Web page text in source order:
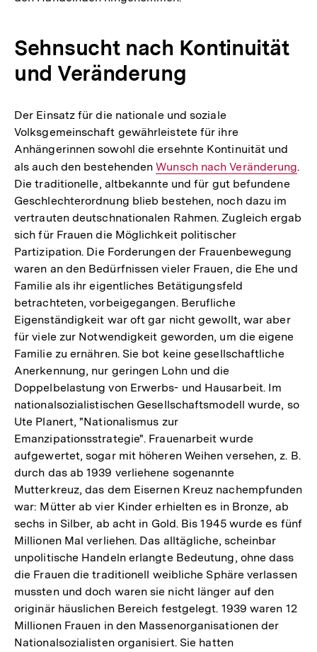
Sehnsucht nach Kontinuität
und Veränderung
Der Einsatz für die nationale und soziale
Volksgemeinschaft gewährleistete für ihre
Anhängerinnen sowohl die ersehnte Kontinuität und
als auch den bestehendenInterner
Link:
Wunsch nach Veränderung.
Die traditionelle, altbekannte und für gut befundene
Geschlechterordnung blieb bestehen, noch dazu im
vertrauten deutschnationalen Rahmen. Zugleich ergab
sich für Frauen die Möglichkeit politischer
Partizipation. Die Forderungen der Frauenbewegung
waren an den Bedürfnissen vieler Frauen, die Ehe und
Familie als ihr eigentliches Betätigungsfeld
betrachteten, vorbeigegangen. Berufliche
Eigenständigkeit war oft gar nicht gewollt, war aber
für viele zur Notwendigkeit geworden, um die eigene
Familie zu ernähren. Sie bot keine gesellschaftliche
Anerkennung, nur geringen Lohn und die
Doppelbelastung von Erwerbs- und Hausarbeit. Im
nationalsozialistischen Gesellschaftsmodell wurde, so
Ute Planert, "Nationalismus zur
Emanzipationsstrategie". Frauenarbeit wurde
aufgewertet, sogar mit höheren Weihen versehen, z. B.
durch das ab 1939 verliehene sogenannte
Mutterkreuz, das dem Eisernen Kreuz nachempfunden
war: Mütter ab vier Kinder erhielten es in Bronze, ab
sechs in Silber, ab acht in Gold. Bis 1945 wurde es fünf
Millionen Mal verliehen. Das alltägliche, scheinbar
unpolitische Handeln erlangte Bedeutung, ohne dass
die Frauen die traditionell weibliche Sphäre verlassen
mussten und doch waren sie nicht länger auf den
originär häuslichen Bereich festgelegt. 1939 waren 12
Millionen Frauen in den Massenorganisationen der
Nationalsozialisten organisiert. Sie hatten